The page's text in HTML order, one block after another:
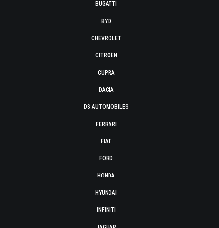
BUGATTI
BYD
CHEVROLET
CITROËN
CUPRA
DACIA
DS AUTOMOBILES
FERRARI
FIAT
FORD
HONDA
HYUNDAI
INFINITI